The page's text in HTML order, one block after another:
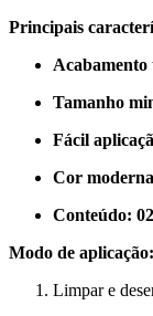
Principais
Tamanho
Fácil
Cor
Conteúdo:
Modo de aplicação:
Limpar e